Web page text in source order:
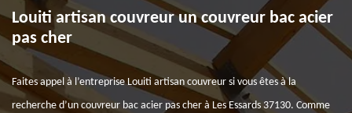
Louiti artisan couvreur un couvreur bac acier
pas cher
Faites appel à l’entreprise Louiti artisan couvreur si vous êtes à la
recherche d’un couvreur bac acier pas cher à Les Essards 37130. Comme